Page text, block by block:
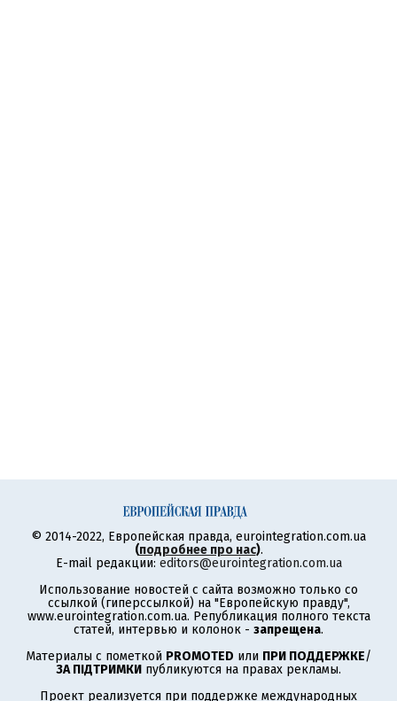
© 2014-2022, Европейская правда, eurointegration.com.ua
(подробнее про нас).
E-mail редакции: editors@eurointegration.com.ua
Использование новостей с сайта возможно только со
ссылкой (гиперссылкой) на "Европейскую правду",
www.eurointegration.com.ua. Републикация полного текста
статей, интервью и колонок - запрещена.
Материалы с пометкой PROMOTED или ПРИ ПОДДЕРЖКЕ/
ЗА ПІДТРИМКИ публикуются на правах рекламы.
Проект реализуется при поддержке международных